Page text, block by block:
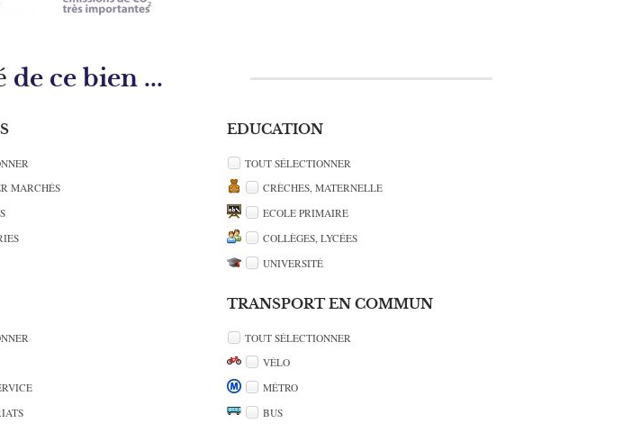
de ce bien ...
MARCHÉS
EDUCATION
TOUT SÉLECTIONNER
CRÈCHES, MATERNELLE
ECOLE PRIMAIRE
COLLÈGES, LYCÉES
UNIVERSITÉ
TRANSPORT EN COMMUN
TOUT SÉLECTIONNER
VÉLO
MÉTRO
BUS